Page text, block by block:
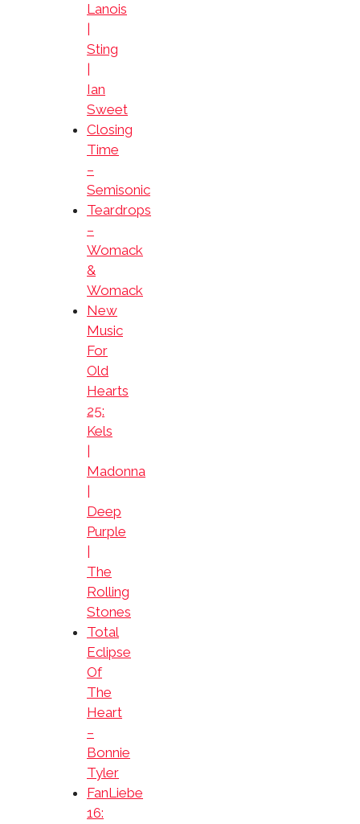
Lanois
Sting
Ian
Sweet
Closing
Time
–
Semisonic
Teardrops
–
Womack
&
Womack
New
Music
For
Old
Hearts
25:
Kels
Madonna
Deep
Purple
The
Rolling
Stones
Total
Eclipse
Of
The
Heart
–
Bonnie
Tyler
FanLiebe
16: